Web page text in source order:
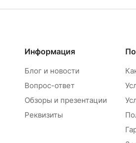
Информация
Блог и новости
Вопрос-ответ
Обзоры и презентации
Реквизиты